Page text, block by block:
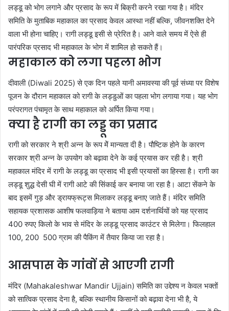
लड्डू को भोग लगाने और प्रसाद के रूप में बिक्री करने रखा गया है। मंदिर
समिति के मुताबिक महाकाल का प्रसाद केवल आस्था नहीं बल्कि, जीवनशक्ति देने
वाला भी होना चाहिए। रागी लड्डू इसी से प्रेरित है। आने वाले समय में ऐसे ही
पारंपरिक प्रसाद भी महाकाल के भोग में शामिल हो सकते हैं।
महाकाल को लगा पहला भोग
दीवाली (Diwali 2025) से एक दिन पहले यानी अमावस्या की पूर्व संध्या पर विशेष
पूजन के दौरान महाकाल को रागी के लड्डुओं का पहला भोग लगाया गया। यह भोग
परंपरागत पंचामृत के साथ महाकाल को अर्पित किया गया।
क्या है रागी का लड्डू का प्रसाद
रागी को सरकार ने श्री अन्न के रूप मेें मान्यता दी है। पौष्टिक होने के कारण
सरकार श्री अन्न के उपयोग को बढ़ावा देने के कई प्रयास कर रही है। श्री
महाकाल मंदिर में रागी के लड्डू का प्रसाद भी इसी प्रयासों का हिस्सा है। रागी का
लड्डू शुद्ध देसी घी में रागी आटे की सिंकाई कर बनाया जा रहा है। आटा सेंकने के
बाद इसमें गुड़ और ड्रायफ्रूट्स मिलाकर लड्डू बनाए जाते हैं। मंदिर समिति
सहायक प्रशासक आशीष फलवाड़िया ने बताया आम दर्शनार्थियों को यह प्रसाद
400 रुपए किलो के भाव से मंदिर के लड्डू प्रसाद काउंटर से मिलेगा। फिलहाल
100, 200 500 ग्राम की पैकिंग में तैयार किया जा रहा है।
आसपास के गांवों से आएगी रागी
मंदिर (Mahakaleshwar Mandir Ujjain) समिति का उद्देश्य न केवल भक्तों
को सात्विक प्रसाद देना है, बल्कि स्थानीय किसानों को बढ़ावा देना भी है, ये